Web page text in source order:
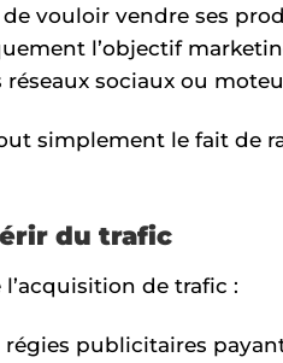
vouloir vendre ses
l’objectif
réseaux sociaux ou
simplement le fait de
du trafic
de trafic :
régies publicitaires